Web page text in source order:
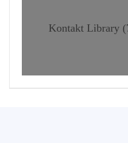
Kontakt Library